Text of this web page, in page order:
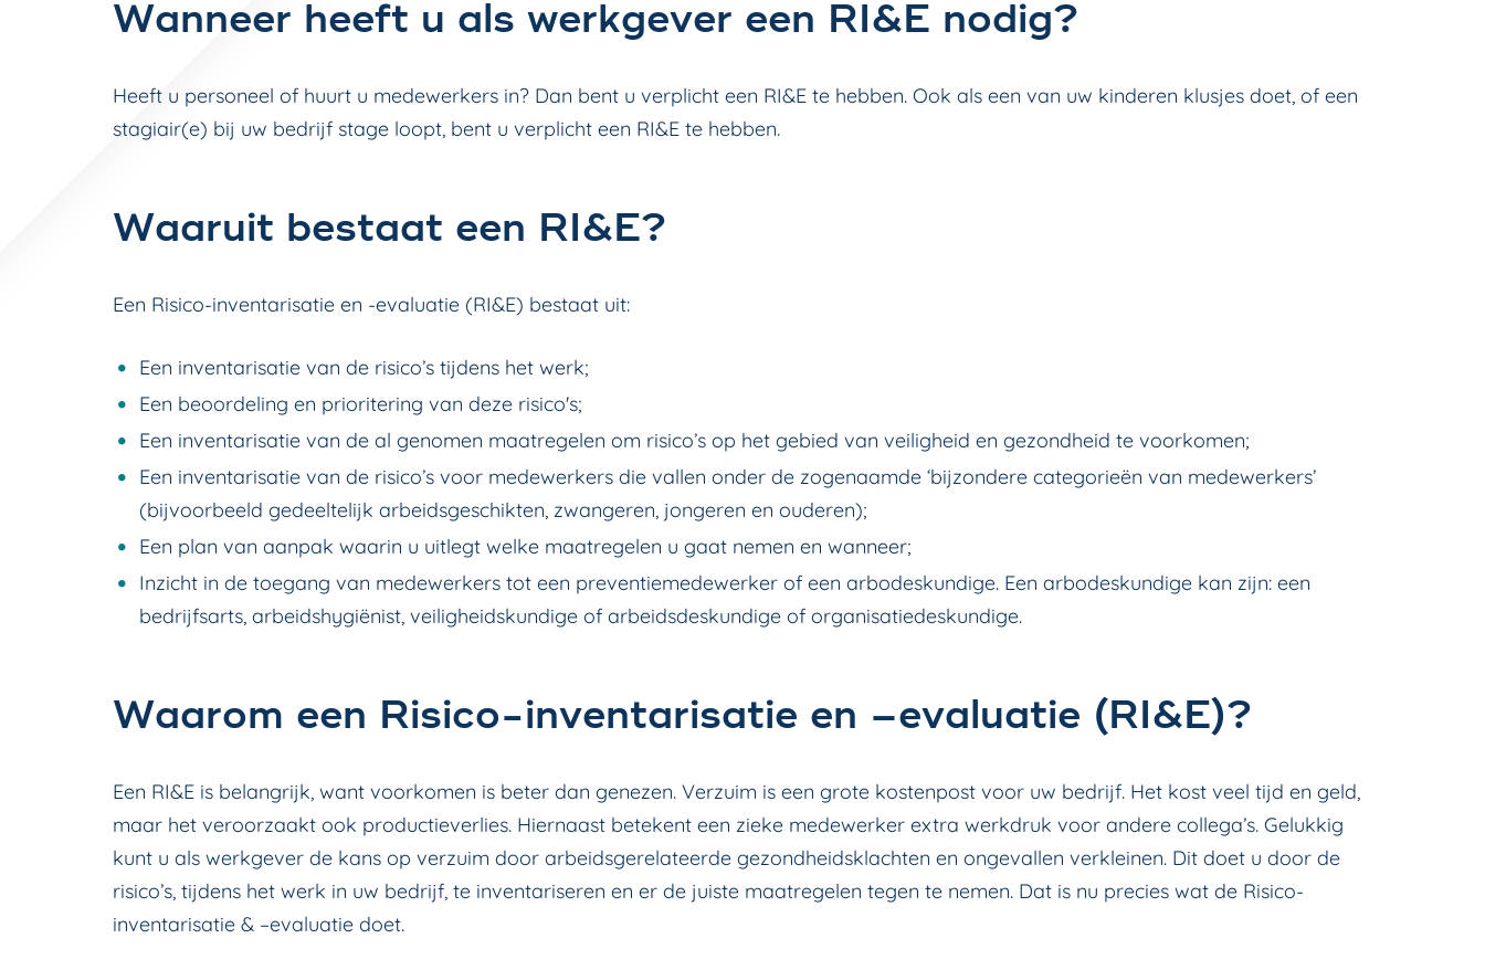
Wanneer heeft u als werkgever een RI&E nodig?
Heeft u personeel of huurt u medewerkers in? Dan bent u verplicht een RI&E te hebben. Ook als een van uw kinderen klusjes doet, of een
stagiair(e) bij uw bedrijf stage loopt, bent u verplicht een RI&E te hebben.
Waaruit bestaat een RI&E?
Een Risico-inventarisatie en -evaluatie (RI&E) bestaat uit:
Een inventarisatie van de risico’s tijdens het werk;
Een beoordeling en prioritering van deze risico's;
Een inventarisatie van de al genomen maatregelen om risico’s op het gebied van veiligheid en gezondheid te voorkomen;
Een inventarisatie van de risico’s voor medewerkers die vallen onder de zogenaamde ‘bijzondere categorieën van medewerkers’
(bijvoorbeeld gedeeltelijk arbeidsgeschikten, zwangeren, jongeren en ouderen);
Een plan van aanpak waarin u uitlegt welke maatregelen u gaat nemen en wanneer;
Inzicht in de toegang van medewerkers tot een preventiemedewerker of een arbodeskundige. Een arbodeskundige kan zijn: een
bedrijfsarts, arbeidshygiënist, veiligheidskundige of arbeidsdeskundige of organisatiedeskundige.
Waarom een Risico-inventarisatie en –evaluatie (RI&E)?
Een RI&E is belangrijk, want voorkomen is beter dan genezen. Verzuim is een grote kostenpost voor uw bedrijf. Het kost veel tijd en geld,
maar het veroorzaakt ook productieverlies. Hiernaast betekent een zieke medewerker extra werkdruk voor andere collega’s. Gelukkig
kunt u als werkgever de kans op verzuim door arbeidsgerelateerde gezondheidsklachten en ongevallen verkleinen. Dit doet u door de
risico’s, tijdens het werk in uw bedrijf, te inventariseren en er de juiste maatregelen tegen te nemen. Dat is nu precies wat de Risico-
inventarisatie & –evaluatie doet.